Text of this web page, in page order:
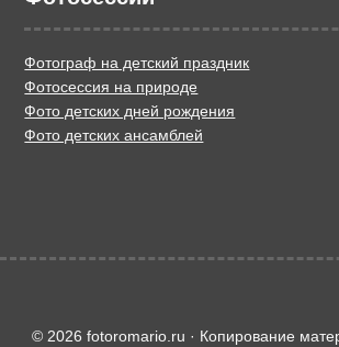
Фотограф на детский праздник
Фотосессия на природе
Фото детских дней рождения
Фото детских ансамблей
© 2026 fotoromario.ru · Копирование